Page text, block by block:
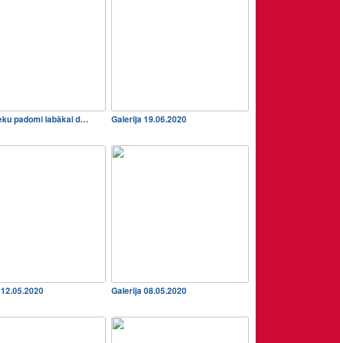
padomi labākai d… Galerija 19.06.2020
Galerija 08.05.2020